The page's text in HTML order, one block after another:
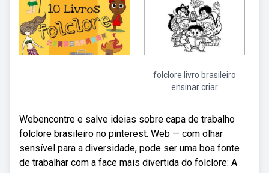
folclore livro brasileiro
ensinar criar
Webencontre e salve ideias sobre capa de trabalho
folclore brasileiro no pinterest. Web — com olhar
sensível para a diversidade, pode ser uma boa fonte
de trabalhar com a face mais divertida do folclore: A